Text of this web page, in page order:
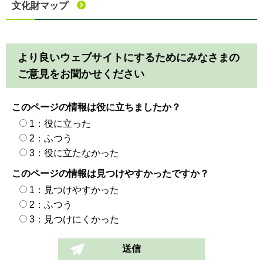
文化財マップ
より良いウェブサイトにするためにみなさまの
ご意見をお聞かせください
このページの情報は役に立ちましたか？
1：役に立った
2：ふつう
3：役に立たなかった
このページの情報は見つけやすかったですか？
1：見つけやすかった
2：ふつう
3：見つけにくかった